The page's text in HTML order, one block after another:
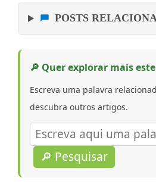
POSTS
🔎 Quer explorar mais
Escreva uma palavra
descubra outros artigos.
🔎 Pesquisar